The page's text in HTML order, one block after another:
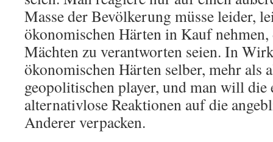
Masse der Bevölkerung müsse leider,
ökonomischen Härten in Kauf nehmen,
Mächten zu verantworten seien. In
ökonomischen Härten selber, mehr als
geopolitischen player, und man will die
alternativlose Reaktionen auf die
Anderer verpacken.